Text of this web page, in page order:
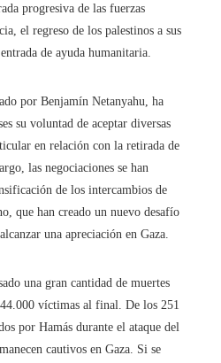
progresiva de las fuerzas
el regreso de los palestinos a sus
de ayuda humanitaria.
por Benjamín Netanyahu, ha
su voluntad de aceptar diversas
en relación con la retirada de
las negociaciones se han
de los intercambios de
que han creado un nuevo desafío
una apreciación en Gaza.
una gran cantidad de muertes
víctimas al final. De los 251
por Hamás durante el ataque del
cautivos en Gaza. Si se